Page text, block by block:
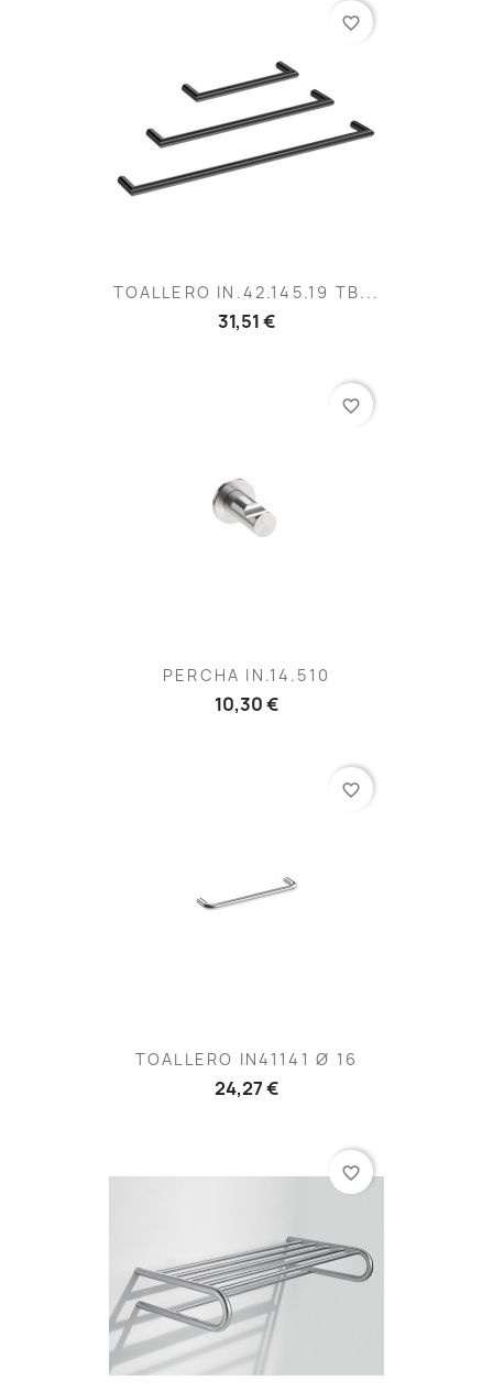
TOALLERO IN.42.145.19 TB...
31,51 €
favorite_border
PERCHA IN.14.510
10,30 €
favorite_border
TOALLERO IN41141 Ø 16
24,27 €
favorite_border
favorite_border